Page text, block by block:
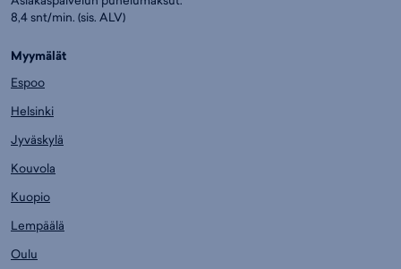
8,4 snt/min. (sis. ALV)
Myymälät
Espoo
Helsinki
Jyväskylä
Kouvola
Kuopio
Lempäälä
Oulu